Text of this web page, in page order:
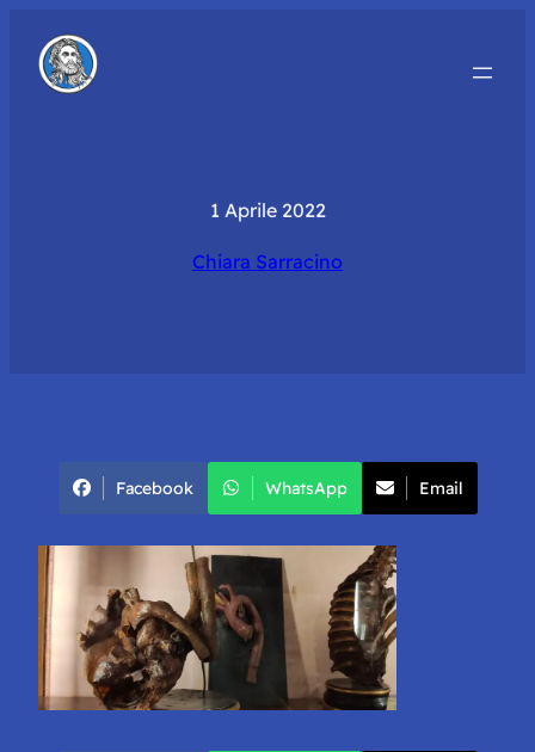
1 Aprile 2022
Chiara Sarracino
Facebook WhatsApp Email